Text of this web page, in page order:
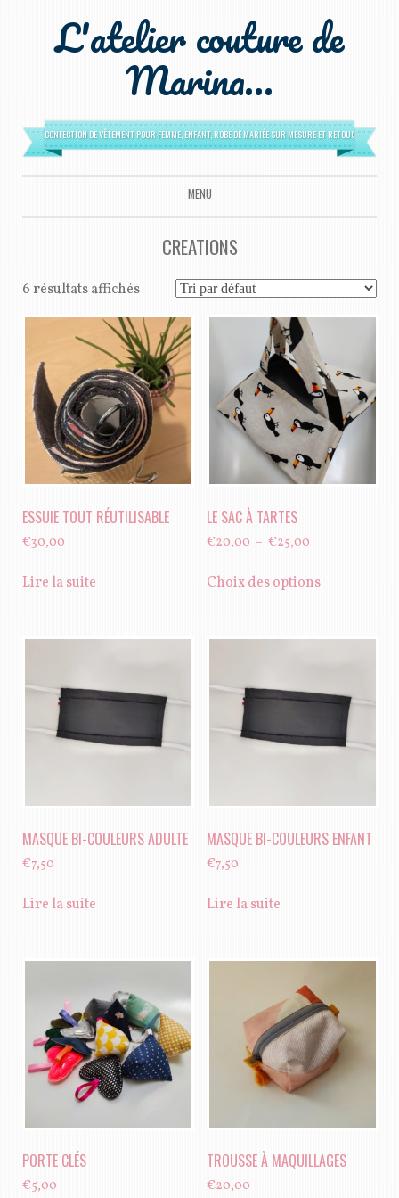
L'atelier couture de
Marina…
CONFECTION DE VÊTEMENT POUR FEMME, ENFANT, ROBE DE MARIÉE SUR MESURE ET RETOUCHES
MENU
ALLER AU CONTENU PRINCIPAL
CREATIONS
6 résultats affichés
ESSUIE TOUT RÉUTILISABLE
€30,00
Lire la suite
LE SAC À TARTES
€20,00 – €25,00Plage
prix :
Choix des optionsproduit
options
peuvent
être
la
du
MASQUE BI-COULEURS ADULTE
€7,50
Lire la suite
MASQUE BI-COULEURS ENFANT
€7,50
Lire la suite
PORTE CLÉS
€5,00
TROUSSE À MAQUILLAGES
€20,00